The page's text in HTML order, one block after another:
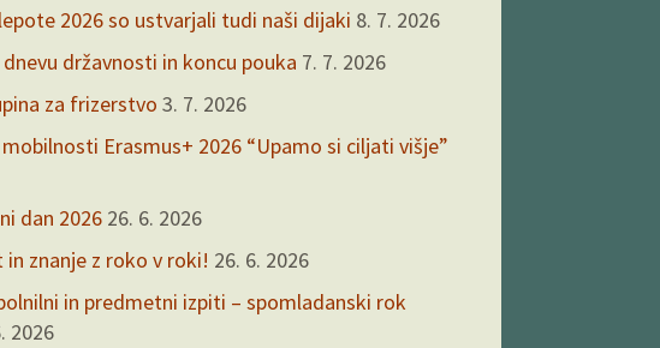
2026 so ustvarjali tudi naši dijaki 8. 7. 2026
državnosti in koncu pouka 7. 7. 2026
za frizerstvo 3. 7. 2026
Erasmus+ 2026 “Upamo si ciljati višje”
dan 2026 26. 6. 2026
znanje z roko v roki! 26. 6. 2026
in predmetni izpiti – spomladanski rok
2026